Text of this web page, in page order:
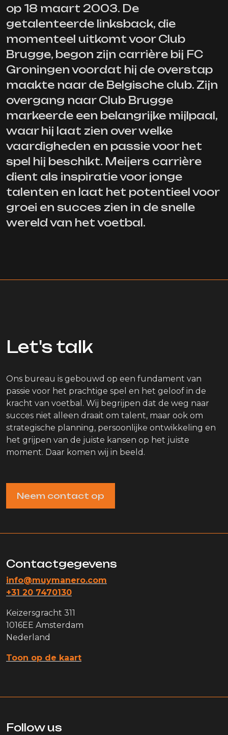
op 18 maart 2003. De
getalenteerde linksback, die
momenteel uitkomt voor Club
Brugge, begon zijn carrière bij FC
Groningen voordat hij de overstap
maakte naar de Belgische club. Zijn
overgang naar Club Brugge
markeerde een belangrijke mijlpaal,
waar hij laat zien over welke
vaardigheden en passie voor het
spel hij beschikt. Meijers carrière
dient als inspiratie voor jonge
talenten en laat het potentieel voor
groei en succes zien in de snelle
wereld van het voetbal.
Let's talk
Ons bureau is gebouwd op een fundament van
passie voor het prachtige spel en het geloof in de
kracht van voetbal. Wij begrijpen dat de weg naar
succes niet alleen draait om talent, maar ook om
strategische planning, persoonlijke ontwikkeling en
het grijpen van de juiste kansen op het juiste
moment. Daar komen wij in beeld.
Neem contact op
Contactgegevens
info@muymanero.com
+31 20 7470130
Keizersgracht 311
1016EE Amsterdam
Nederland
Toon op de kaart
Follow us